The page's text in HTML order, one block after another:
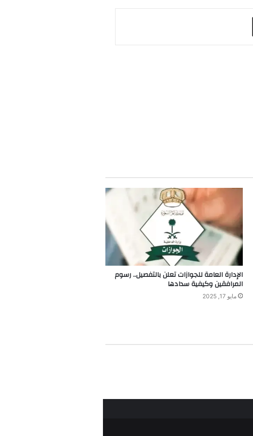
طباعة
الإدارة العامة للجوازات تعلن بالتفصيل.. رسوم
المرافقين وكيفية سدادها
مايو 17, 2025